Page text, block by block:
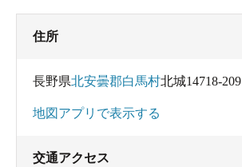
住所
長野県北安曇郡白馬村北城14718-209
地図アプリで表示する
交通アクセス